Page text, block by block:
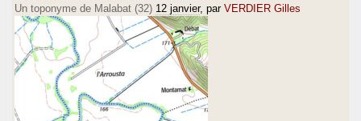
Un toponyme de Malabat (32) 12 janvier, par VERDIER Gilles